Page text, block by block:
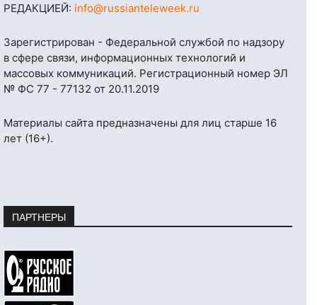
РЕДАКЦИЕЙ: info@russianteleweek.ru
Зарегистрирован - Федеральной службой по надзору
в сфере связи, информационных технологий и
массовых коммуникаций. Регистрационный номер ЭЛ
№ ФС 77 - 77132 от 20.11.2019
Материалы сайта предназначены для лиц старше 16
лет (16+).
ПАРТНЕРЫ